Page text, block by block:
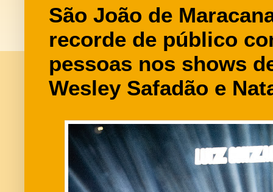
São João de
recorde de público
pessoas nos shows
Wesley Safadão e